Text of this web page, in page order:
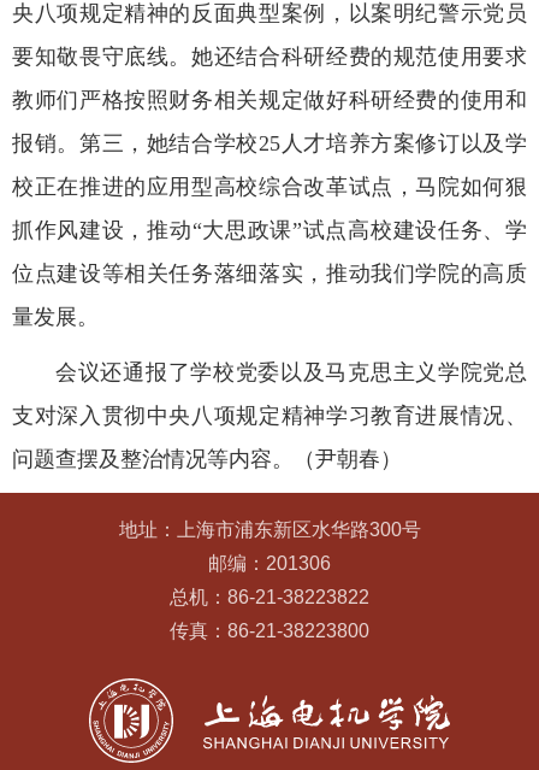
央八项规定精神的反面典型案例，以案明纪警示党员
要知敬畏守底线。她还结合科研经费的规范使用要求
教师们严格按照财务相关规定做好科研经费的使用和
报销。第三，她结合学校25人才培养方案修订以及学
校正在推进的应用型高校综合改革试点，马院如何狠
抓作风建设，推动“大思政课”试点高校建设任务、学
位点建设等相关任务落细落实，推动我们学院的高质
量发展。
会议还通报了学校党委以及马克思主义学院党总
支对深入贯彻中央八项规定精神学习教育进展情况、
问题查摆及整治情况等内容。（尹朝春）
地址：上海市浦东新区水华路300号
邮编：201306
总机：86-21-38223822
传真：86-21-38223800